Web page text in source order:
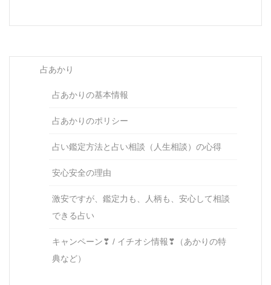
占あかり
占あかりの基本情報
占あかりのポリシー
占い鑑定方法と占い相談（人生相談）の心得
安心安全の理由
激安ですが、鑑定力も、人柄も、安心して相談
できる占い
キャンペーン❣ / イチオシ情報❣（あかりの特
典など）